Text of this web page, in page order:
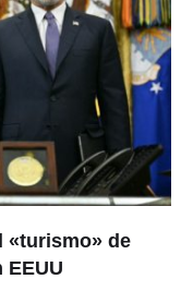
«turismo» de